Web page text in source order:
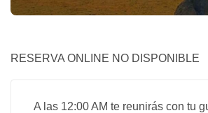
RESERVA ONLINE NO DISPONIBLE
A las 12:00 AM te reunirás con tu